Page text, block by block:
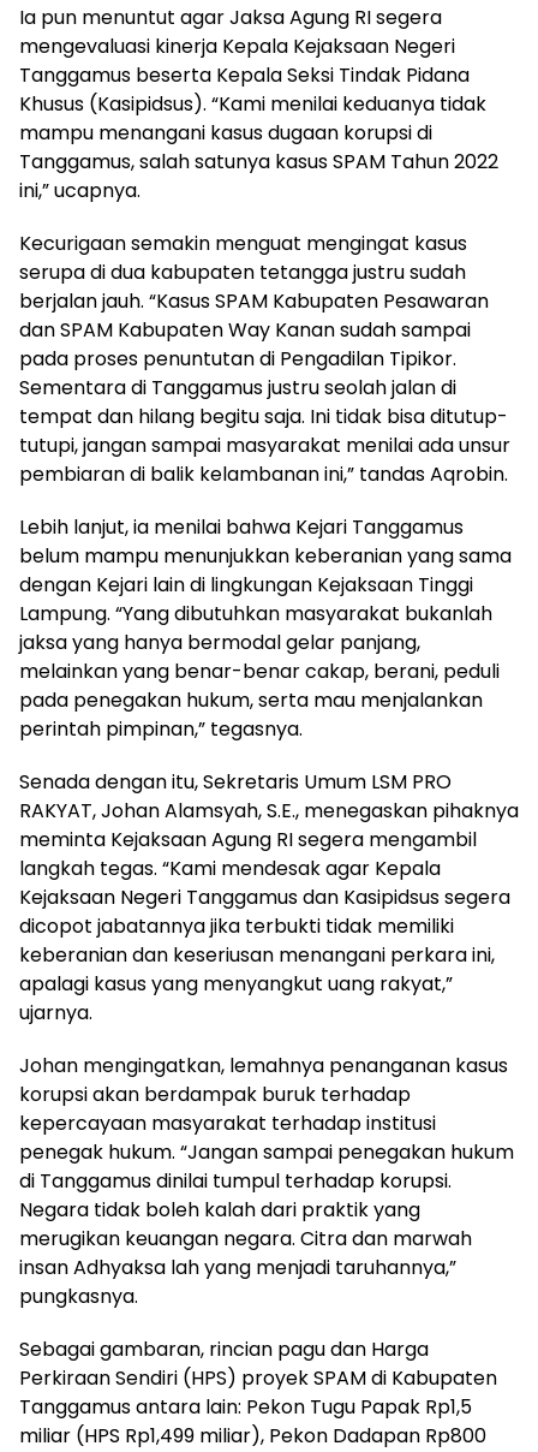
Ia pun menuntut agar Jaksa Agung RI segera
mengevaluasi kinerja Kepala Kejaksaan Negeri
Tanggamus beserta Kepala Seksi Tindak Pidana
Khusus (Kasipidsus). “Kami menilai keduanya tidak
mampu menangani kasus dugaan korupsi di
Tanggamus, salah satunya kasus SPAM Tahun 2022
ini,” ucapnya.
Kecurigaan semakin menguat mengingat kasus
serupa di dua kabupaten tetangga justru sudah
berjalan jauh. “Kasus SPAM Kabupaten Pesawaran
dan SPAM Kabupaten Way Kanan sudah sampai
pada proses penuntutan di Pengadilan Tipikor.
Sementara di Tanggamus justru seolah jalan di
tempat dan hilang begitu saja. Ini tidak bisa ditutup-
tutupi, jangan sampai masyarakat menilai ada unsur
pembiaran di balik kelambanan ini,” tandas Aqrobin.
Lebih lanjut, ia menilai bahwa Kejari Tanggamus
belum mampu menunjukkan keberanian yang sama
dengan Kejari lain di lingkungan Kejaksaan Tinggi
Lampung. “Yang dibutuhkan masyarakat bukanlah
jaksa yang hanya bermodal gelar panjang,
melainkan yang benar-benar cakap, berani, peduli
pada penegakan hukum, serta mau menjalankan
perintah pimpinan,” tegasnya.
Senada dengan itu, Sekretaris Umum LSM PRO
RAKYAT, Johan Alamsyah, S.E., menegaskan pihaknya
meminta Kejaksaan Agung RI segera mengambil
langkah tegas. “Kami mendesak agar Kepala
Kejaksaan Negeri Tanggamus dan Kasipidsus segera
dicopot jabatannya jika terbukti tidak memiliki
keberanian dan keseriusan menangani perkara ini,
apalagi kasus yang menyangkut uang rakyat,”
ujarnya.
Johan mengingatkan, lemahnya penanganan kasus
korupsi akan berdampak buruk terhadap
kepercayaan masyarakat terhadap institusi
penegak hukum. “Jangan sampai penegakan hukum
di Tanggamus dinilai tumpul terhadap korupsi.
Negara tidak boleh kalah dari praktik yang
merugikan keuangan negara. Citra dan marwah
insan Adhyaksa lah yang menjadi taruhannya,”
pungkasnya.
Sebagai gambaran, rincian pagu dan Harga
Perkiraan Sendiri (HPS) proyek SPAM di Kabupaten
Tanggamus antara lain: Pekon Tugu Papak Rp1,5
miliar (HPS Rp1,499 miliar), Pekon Dadapan Rp800